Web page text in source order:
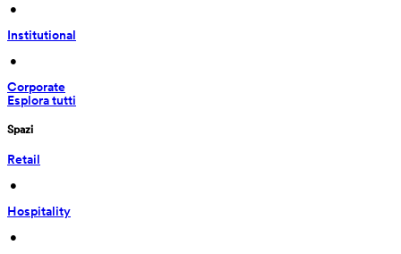
•
Institutional
•
Corporate
Esplora tutti
Spazi
Retail
•
Hospitality
•